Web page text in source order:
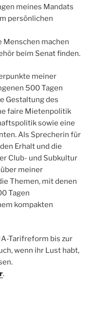
meines Mandats
persönlichen
Menschen machen
beim Senat finden.
meiner
500 Tagen
Gestaltung des
faire Mietenpolitik
sowie eine
Als Sprecherin für
Erhalt und die
Club- und Subkultur
meiner
Themen, mit denen
Tagen
kompakten
Tarifreform bis zur
wenn ihr Lust habt,
.